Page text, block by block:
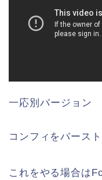
一応別バージョン
コンフィをバース
これをやる場合は